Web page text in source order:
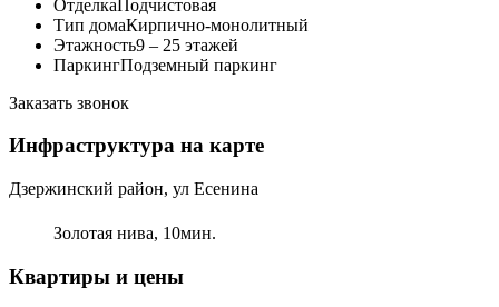
ОтделкаПодчистовая
Тип домаКирпично-монолитный
Этажность9 – 25 этажей
ПаркингПодземный паркинг
Заказать звонок
Инфраструктура на карте
Дзержинский район, ул Есенина
Золотая нива, 10мин.
Квартиры и цены